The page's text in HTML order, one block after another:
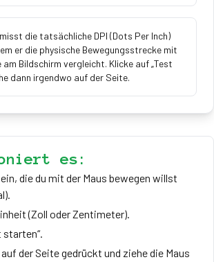
die tatsächliche DPI (Dots Per Inch)
er die physische Bewegungsstrecke mit
Bildschirm vergleicht. Klicke auf „Test
dann irgendwo auf der Seite.
es:
die du mit der Maus bewegen willst
(Zoll oder Zentimeter).
starten“.
der Seite gedrückt und ziehe die Maus